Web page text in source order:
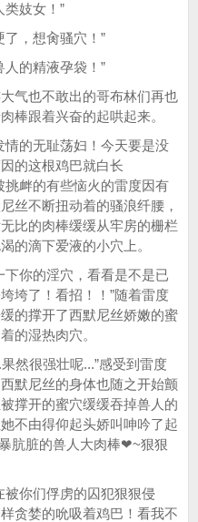
类妓女！”
，想肏骚穴！”
的精液孕袋！”
气也不敢出的哥布林们再也
棒跟着兴奋的起哄起来。
情的无耻荡妇！今天要是没
的这根鸡巴就白长
挑衅的有些恼火的雷度因有
丝不断扭动着的骚浪纤腰，
比的肉棒缓缓从牢房的栅栏
的滴下爱液的小穴上。
下你的淫穴，看看是不是已
垮了！看招！！”随着雷度
的撑开了西默尼丝娇嫩的蜜
的湿热肉穴。
然很强壮呢...”感受到雷度
默尼丝的身体也随之开始颤
撑开的蜜穴缓缓吞掉兽人的
不由得仰起头娇叫呻吟了起
肮脏的兽人大肉棒❤~狠狠
被你们俘虏的囚犯狠狠侵
贪婪的吮吸着鸡巴！看我不